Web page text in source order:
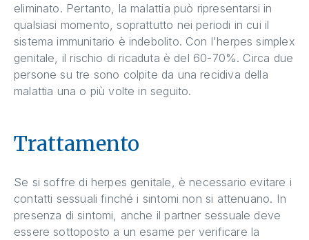
eliminato. Pertanto, la malattia può ripresentarsi in
qualsiasi momento, soprattutto nei periodi in cui il
sistema immunitario è indebolito. Con l'herpes simplex
genitale, il rischio di ricaduta è del 60-70%. Circa due
persone su tre sono colpite da una recidiva della
malattia una o più volte in seguito.
Trattamento
Se si soffre di herpes genitale, è necessario evitare i
contatti sessuali finché i sintomi non si attenuano. In
presenza di sintomi, anche il partner sessuale deve
essere sottoposto a un esame per verificare la